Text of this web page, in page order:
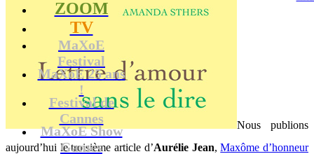
ZOOM
TV
MaXoE
Festival
MaXoE 25 ans
!
Festival de
Cannes
MaXoE Show
Games
Nous publions
aujourd’hui le troisième article d’Aurélie Jean,Maxôme d’honneur